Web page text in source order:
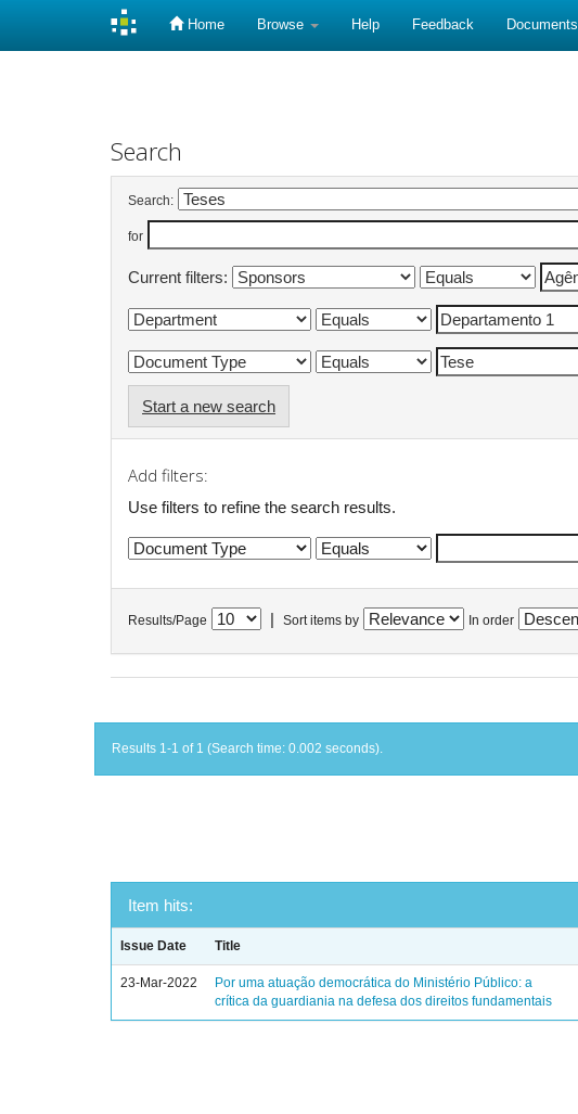
Home Browse Help Feedback Documents
Search
Search:
for
Current filters:
Start a new search
Add filters:
Use filters to refine the search results.
Results/Page Sort items by In order
Results 1-1 of 1 (Search time: 0.002 seconds).
Item hits:
Issue Date Title
23-Mar-2022
Por uma atuação democrática do Ministério Público: a
crítica da guardiania na defesa dos direitos fundamentais